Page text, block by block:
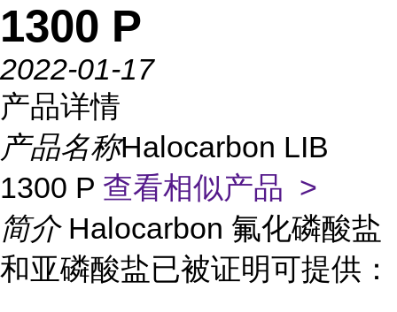
1300 P
2022-01-17
产品详情
产品名称Halocarbon LIB
1300 P 查看相似产品 >
简介 Halocarbon 氟化磷酸盐
和亚磷酸盐已被证明可提供：